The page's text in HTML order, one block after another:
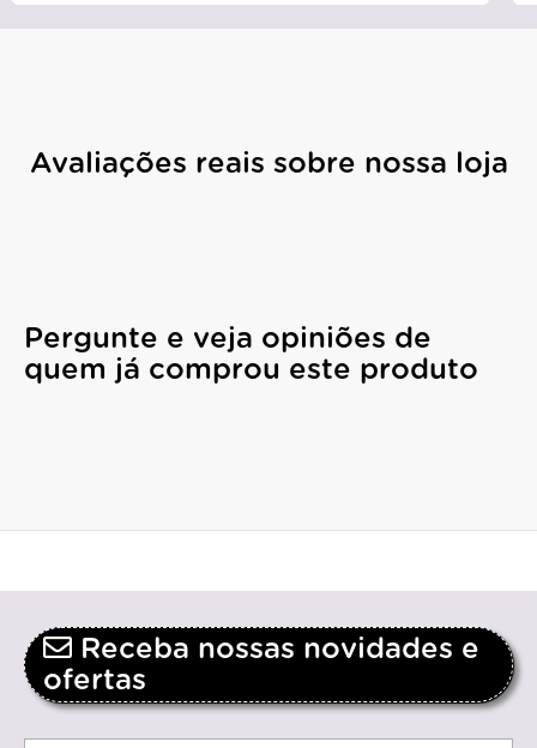
Avaliações reais sobre nossa loja
Pergunte e veja opiniões de
quem já comprou este produto
Receba nossas novidades e
ofertas